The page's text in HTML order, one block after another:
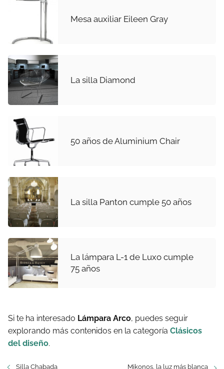
Mesa auxiliar Eileen Gray
La silla Diamond
50 años de Aluminium Chair
La silla Panton cumple 50 años
La lámpara L-1 de Luxo cumple
75 años
Si te ha interesado Lámpara Arco, puedes seguir
explorando más contenidos en la categoría Clásicos
del diseño.
Silla Chabada Mikonos, la luz más blanca